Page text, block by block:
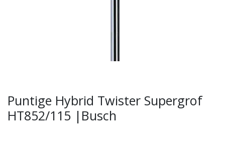
Puntige Hybrid Twister Supergrof
HT852/115 |Busch